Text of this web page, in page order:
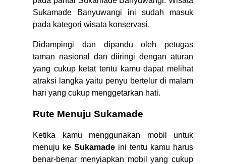
Sukamade Banyuwangi ini sudah masuk
pada kategori wisata konservasi.
Didampingi dan dipandu oleh petugas
taman nasional dan diiringi dengan aturan
yang cukup ketat tentu kamu dapat melihat
atraksi langka yaitu penyu bertelur di malam
hari yang cukup menggetarkan hati.
Rute Menuju Sukamade
Ketika kamu menggunakan mobil untuk
menuju ke Sukamade ini tentu kamu harus
benar-benar menyiapkan mobil yang cukup